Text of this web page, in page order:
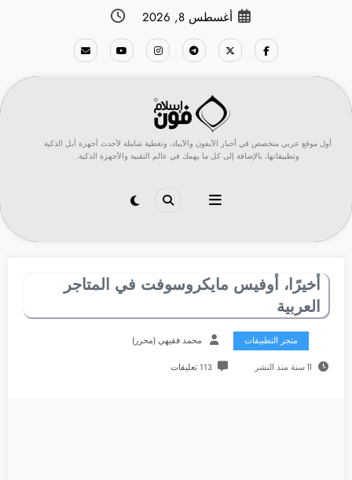
أغسطس 8, 2026
أول موقع عربي متخصص في أخبار الآيفون والآيباد، وتغطية شاملة لأحدث أجهزة أبل الذكية
وتطبيقاتها، بالإضافة إلى كل ما يهمك في عالم التقنية والأجهزة الذكية.
أخيرًا، أوفيس مايكروسوفت في المتاجر
العربية
متجر التطبيقات محمد فقيهي (محرر)
11 سنة منذ النشر 113 تعليقات